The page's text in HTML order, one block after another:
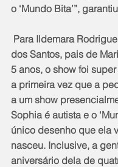
o ‘Mundo Bita’”,
dos Santos, pais de
5 anos, o show foi
a primeira vez que a
a um show
Sophia é autista e o
único desenho que ela
nasceu. Inclusive, a
aniversário dela de